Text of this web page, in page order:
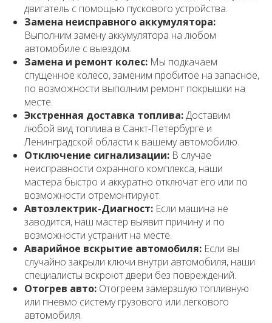
двигатель с помощью пускового устройства.
Замена неисправного аккумулятора:
Выполним замену аккумулятора на любом
автомобиле с выездом.
Замена и ремонт колес: Мы подкачаем
спущенное колесо, заменим пробитое на запасное,
по возможности выполним ремонт покрышки на
месте.
Экстренная доставка топлива:Доставим
любой вид топлива в Санкт-Петербурге и
Ленинградской области к вашему автомобилю.
Отключение сигнализации: В случае
неисправности охранного комплекса, наши
мастера быстро и аккуратно отключат его или по
возможности отремонтируют.
Автоэлектрик-Диагност: Если машина не
заводится, наш мастер выявит причину и по
возможности устранит на месте.
Аварийное вскрытие автомобиля: Если вы
случайно закрыли ключи внутри автомобиля, наши
специалисты вскроют двери без повреждений.
Отогрев авто: Отогреем замерзшую топливную
или пневмо систему грузового или легкового
автомобиля.